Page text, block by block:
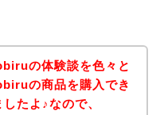
の体験談を色々と
の商品を購入でき
たよ♪なので、